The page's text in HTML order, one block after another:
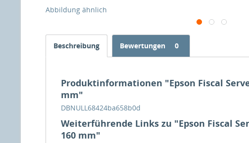
Abbildung ähnlich
Beschreibung Bewertungen 0
Produktinformationen "Epson Fiscal
mm"
DBNULL68424ba658b0d
Weiterführende Links zu "Epson Fiscal
160 mm"